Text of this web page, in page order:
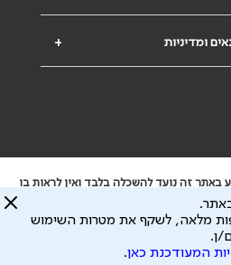
+ ומדיניות
זה נועד להשכלה בלבד ואין לראות בו
אחראית לתוכן המתפרסם באתר זה ולכל נזק
להיגרם.
אישי לצורך מתן השרות וכי חלק ממנו עשוי
בכפוף למדיניות הפרטיות
מלאה, לשקף את מטרות השימוש
ן.
המעודכנת כאן.